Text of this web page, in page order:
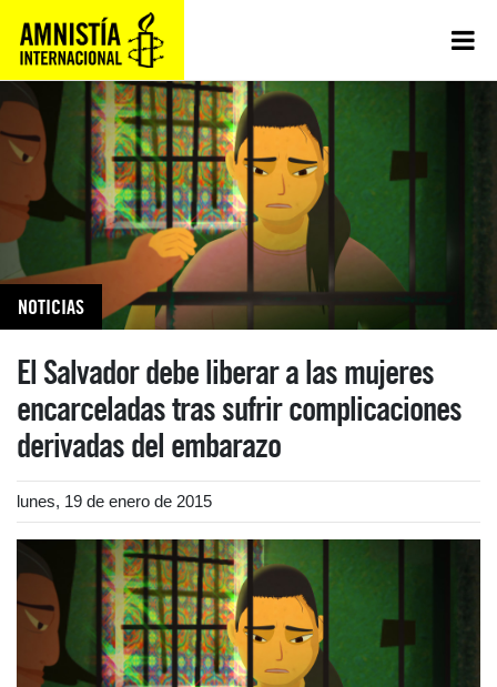
NOTICIAS
El Salvador debe liberar a las mujeres
encarceladas tras sufrir complicaciones
derivadas del embarazo
lunes, 19 de enero de 2015